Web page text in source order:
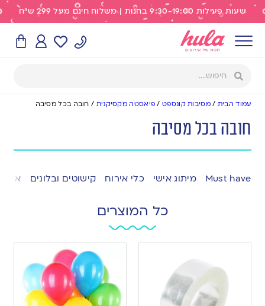
שעות פעילות 9:30-19:00 בחנות | משלוח חינם מעל 299 ש"ח
עמוד הבית /מסיבות קונספט/ פיאסטה מקסיקנית / חובה בכל מסיבה
חובה בכל מסיבה
Must have מיתוג אישי כלי אירוח קישוטים ובלונים
כל המוצרים